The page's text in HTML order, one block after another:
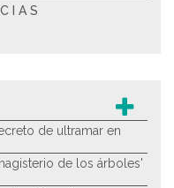
de ultramar en
de los árboles'